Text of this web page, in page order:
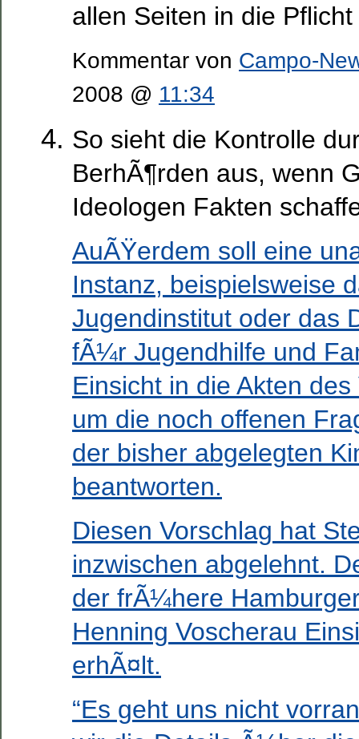
allen Seiten in die
Kommentar von Campo-
2008 @ 11:34
So sieht die Kontrolle
BerhÃ¶rden aus, wenn
Ideologen Fakten
AuÃŸerdem soll eine
Instanz, beispielsweise
Jugendinstitut oder das
fÃ¼r Jugendhilfe und
Einsicht in die Akten
um die noch offenen
der bisher abgelegten
beantworten.
Diesen Vorschlag hat
inzwischen abgelehnt.
der frÃ¼here
Henning Voscherau
erhÃ¤lt.
“Es geht uns nicht